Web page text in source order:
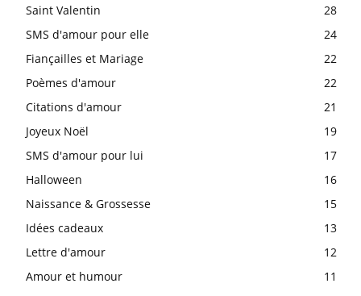
Saint Valentin
28
SMS d'amour pour elle
24
Fiançailles et Mariage
22
Poèmes d'amour
22
Citations d'amour
21
Joyeux Noël
19
SMS d'amour pour lui
17
Halloween
16
Naissance & Grossesse
15
Idées cadeaux
13
Lettre d'amour
12
Amour et humour
11